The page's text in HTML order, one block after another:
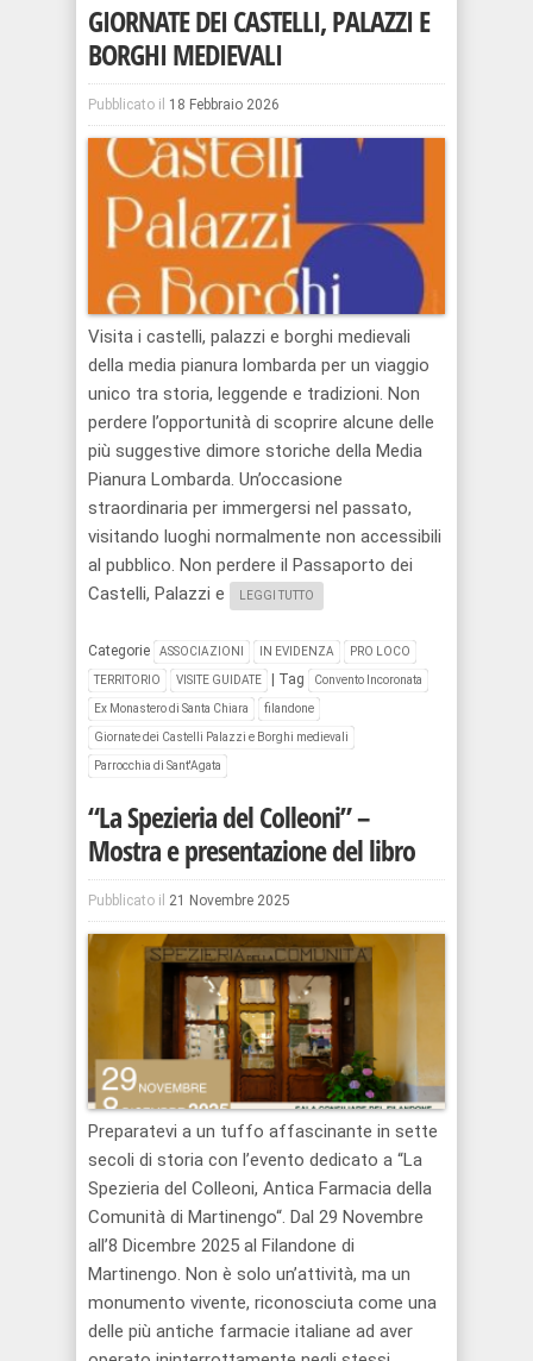
GIORNATE DEI CASTELLI, PALAZZI E
BORGHI MEDIEVALI
Pubblicato il 18 Febbraio 2026
Visita i castelli, palazzi e borghi medievali
della media pianura lombarda per un viaggio
unico tra storia, leggende e tradizioni. Non
perdere l’opportunità di scoprire alcune delle
più suggestive dimore storiche della Media
Pianura Lombarda. Un’occasione
straordinaria per immergersi nel passato,
visitando luoghi normalmente non accessibili
al pubblico. Non perdere il Passaporto dei
Castelli, Palazzi e
LEGGI TUTTO
Categorie ASSOCIAZIONI IN EVIDENZA PRO LOCO
TERRITORIO VISITE GUIDATE Tag Convento Incoronata
Ex Monastero di Santa Chiara filandone
Giornate dei Castelli Palazzi e Borghi medievali
Parrocchia di Sant'Agata
“La Spezieria del Colleoni” –
Mostra e presentazione del libro
Pubblicato il 21 Novembre 2025
Preparatevi a un tuffo affascinante in sette
secoli di storia con l’evento dedicato a “La
Spezieria del Colleoni, Antica Farmacia della
Comunità di Martinengo“. Dal 29 Novembre
all’8 Dicembre 2025 al Filandone di
Martinengo. Non è solo un’attività, ma un
monumento vivente, riconosciuta come una
delle più antiche farmacie italiane ad aver